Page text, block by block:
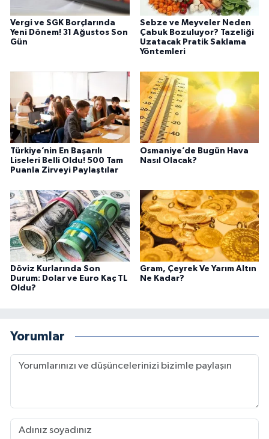
Vergi ve SGK Borçlarında
Yeni Dönem! 31 Ağustos Son
Gün
Sebze ve Meyveler Neden
Çabuk Bozuluyor? Tazeliği
Uzatacak Pratik Saklama
Yöntemleri
Türkiye’nin En Başarılı
Liseleri Belli Oldu! 500 Tam
Puanla Zirveyi Paylaştılar
Osmaniye’de Bugün Hava
Nasıl Olacak?
Döviz Kurlarında Son
Durum: Dolar ve Euro Kaç TL
Oldu?
Gram, Çeyrek Ve Yarım Altın
Ne Kadar?
Yorumlar